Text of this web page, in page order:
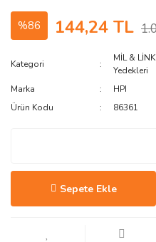
%86 144,24 TL
Kategori
MİL &
Yedekleri
Marka
HPI
Ürün Kodu
86361
Sepete Ekle